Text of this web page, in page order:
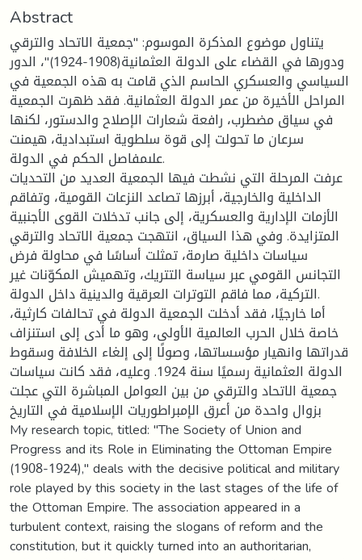
Abstract
يتناول موضوع المذكرة الموسوم: "جمعية الاتحاد والترقي
ودورها في القضاء على الدولة العثمانية(1908-1924)"، الدور
السياسي والعسكري الحاسم الذي قامت به هذه الجمعية في
المراحل الأخيرة من عمر الدولة العثمانية. فقد ظهرت الجمعية
في سياق مضطرب، رافعة شعارات الإصلاح والدستور، لكنها
سرعان ما تحولت إلى قوة سلطوية استبدادية، هيمنت
علىمفاصل الحكم في الدولة.
عرفت المرحلة التي نشطت فيها الجمعية العديد من التحديات
الداخلية والخارجية، أبرزها تصاعد النزعات القومية، وتفاقم
الأزمات الإدارية والعسكرية، إلى جانب تدخلات القوى الأجنبية
المتزايدة. وفي هذا السياق، انتهجت جمعية الاتحاد والترقي
سياسات داخلية صارمة، تمثلت أساسًا في محاولة فرض
التجانس القومي عبر سياسة التتريك، وتهميش المكوّنات غير
التركية، مما فاقم التوترات العرقية والدينية داخل الدولة.
أما خارجيًا، فقد أدخلت الجمعية الدولة في تحالفات كارثية،
خاصة خلال الحرب العالمية الأولى، وهو ما أدى إلى استنزاف
قدراتها وانهيار مؤسساتها، وصولًا إلى إلغاء الخلافة وسقوط
الدولة العثمانية رسميًا سنة 1924. وعليه، فقد كانت سياسات
جمعية الاتحاد والترقي من بين العوامل المباشرة التي عجلت
بزوال واحدة من أعرق الإمبراطوريات الإسلامية في التاريخ
My research topic, titled: "The Society of Union and
Progress and its Role in Eliminating the Ottoman Empire
(1908-1924)," deals with the decisive political and military
role played by this society in the last stages of the life of
the Ottoman Empire. The association appeared in a
turbulent context, raising the slogans of reform and the
constitution, but it quickly turned into an authoritarian,